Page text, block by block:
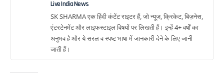
Live India News
SK SHARMA एक हिंदी कंटेंट राइटर हैं, जो न्यूज, क्रिकेट, बिज़नेस,
एंटरटेनमेंट और लाइफस्टाइल विषयों पर लिखती हैं। इन्हें 4+ वर्षों का
अनुभव है और ये सरल व स्पष्ट भाषा में जानकारी देने के लिए जानी
जाती हैं।